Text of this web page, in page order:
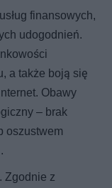
finansowych,
udogodnień.
a także boją się
Obawy
– brak
oszustwem
Zgodnie z